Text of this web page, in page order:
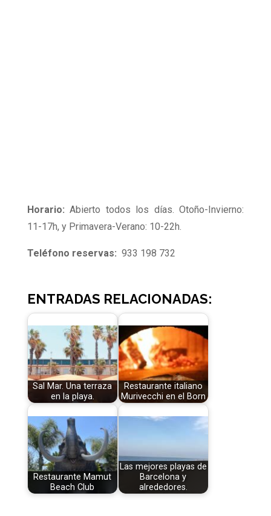
Horario:Abierto todos los días. Otoño-Invierno:
11-17h, y Primavera-Verano: 10-22h.
Teléfono reservas: 933 198 732
ENTRADAS RELACIONADAS:
Sal Mar. Una terraza
en la playa.
Restaurante italiano
Murivecchi en el Born
Restaurante Mamut
Beach Club
Las mejores playas de
Barcelona y
alrededores.